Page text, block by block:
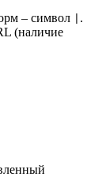
– символ
.
(наличие